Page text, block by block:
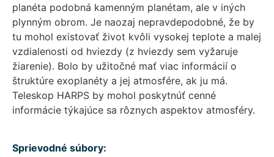
planéta podobná kamenným planétam, ale v iných
plynným obrom. Je naozaj nepravdepodobné, že by
tu mohol existovať život kvôli vysokej teplote a malej
vzdialenosti od hviezdy (z hviezdy sem vyžaruje
žiarenie). Bolo by užitočné mať viac informácií o
štruktúre exoplanéty a jej atmosfére, ak ju má.
Teleskop HARPS by mohol poskytnúť cenné
informácie týkajúce sa rôznych aspektov atmosféry.
Sprievodné súbory: